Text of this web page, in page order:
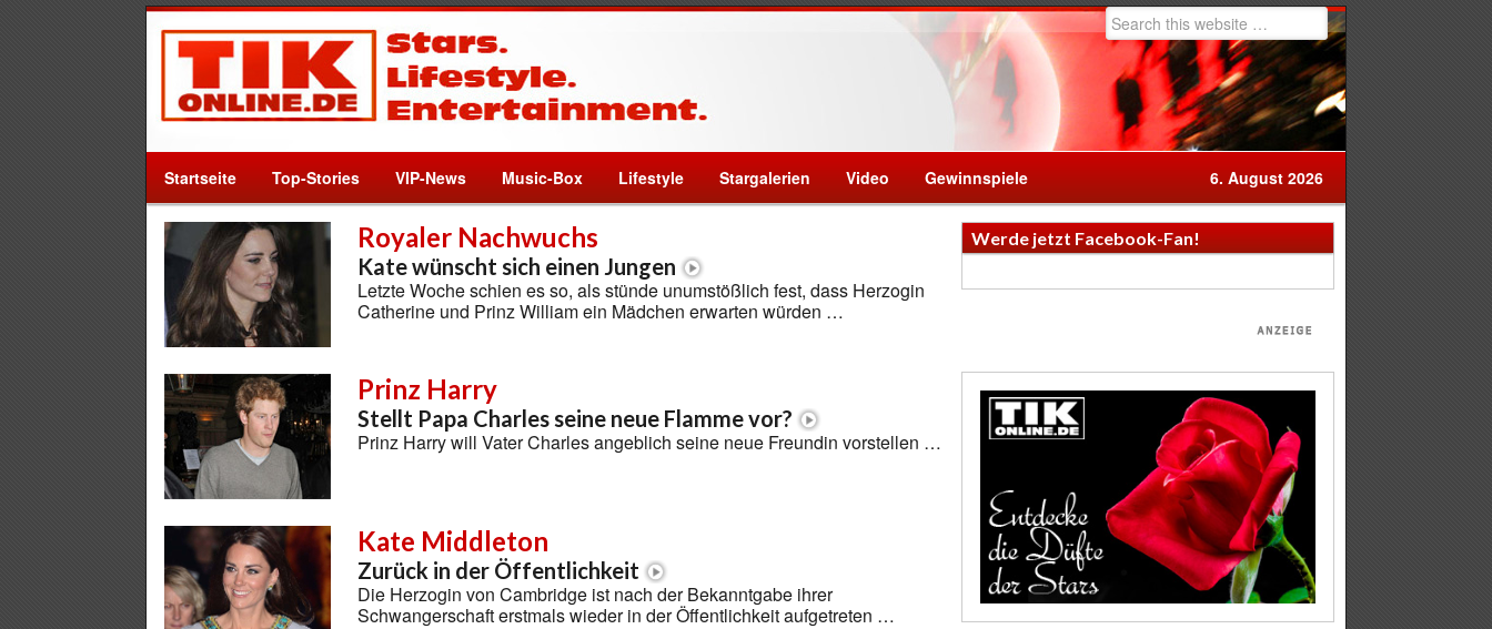
Startseite Top-Stories VIP-News Music-Box Lifestyle Stargalerien Video Gewinnspiele 6. August 2026
Royaler Nachwuchs
Kate wünscht sich einen Jungen
Letzte Woche schien es so, als stünde unumstößlich fest, dass Herzogin
Catherine und Prinz William ein Mädchen erwarten würden …
Prinz Harry
Stellt Papa Charles seine neue Flamme vor?
Prinz Harry will Vater Charles angeblich seine neue Freundin vorstellen …
Kate Middleton
Zurück in der Öffentlichkeit
Die Herzogin von Cambridge ist nach der Bekanntgabe ihrer
Schwangerschaft erstmals wieder in der Öffentlichkeit aufgetreten …
Werde jetzt Facebook-Fan!